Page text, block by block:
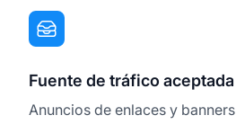
Fuente de tráfico aceptada
Anuncios de enlaces y banners